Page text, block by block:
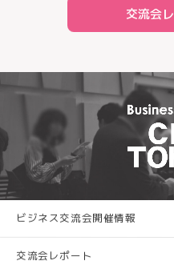
交流会
ビジネス交流会開催情報
交流会レポート